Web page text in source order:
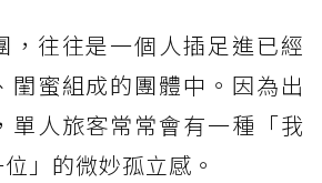
，往往是一個人插足進已經
閨蜜組成的團體中。因為出
單人旅客常常會有一種「我
」的微妙孤立感。